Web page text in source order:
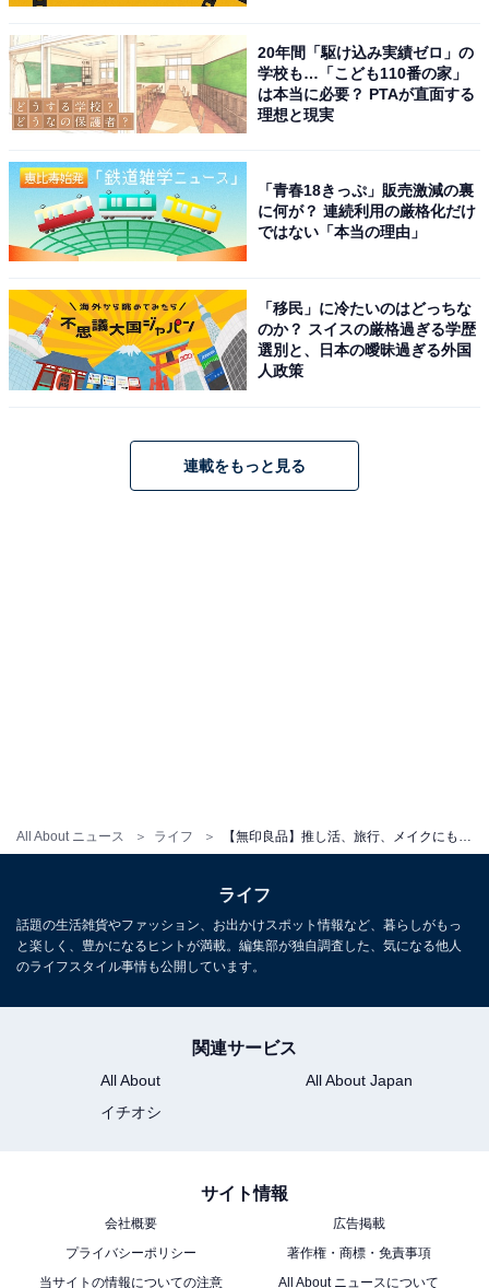
All About ニュース ライフ
て、自分が入れたいものに合わせてポケットを選ぶこと
ができます。
上と下の画像のポケットは、
実は無印良品のパスポート
ケース用のポケットですが、こちらも「ポケットが選べ
るコレクションケース A5スリム」で使うことができまし
た。
パスポートケースとして
20年間「駆け込み実績ゼロ」の
学校も…「こども110番の家」
は本当に必要？ PTAが直面する
理想と現実
「青春18きっぷ」販売激減の裏
に何が？ 連続利用の厳格化だけ
ではない「本当の理由」
「移民」に冷たいのはどっちな
のか？ スイスの厳格過ぎる学歴
選別と、日本の曖昧過ぎる外国
人政策
連載をもっと見る
ライフ
話題の生活雑貨やファッション、お出かけスポット情報など、暮らしがもっ
と楽しく、豊かになるヒントが満載。編集部が独自調査した、気になる他人
のライフスタイル事情も公開しています。
関連サービス
All About
All About Japan
イチオシ
サイト情報
会社概要
広告掲載
プライバシーポリシー
著作権・商標・免責事項
当サイトの情報についての注意
All About ニュースについて